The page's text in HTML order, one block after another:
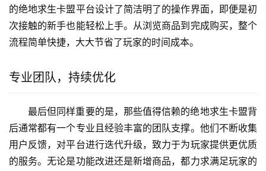
的绝地求生卡盟平台设计了简洁明了的操作界面，即便是初
次接触的新手也能轻松上手。从浏览商品到完成购买，整个
流程简单快捷，大大节省了玩家的时间成本。
专业团队，持续优化
最后但同样重要的是，那些值得信赖的绝地求生卡盟背
后通常都有一个专业且经验丰富的团队支撑。他们不断收集
用户反馈，对平台进行迭代升级，致力于为玩家提供更优质
的服务。无论是功能改进还是新增商品，都力求满足玩家的